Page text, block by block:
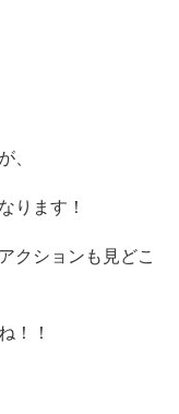
、
ります！
クションも見どこ
！！